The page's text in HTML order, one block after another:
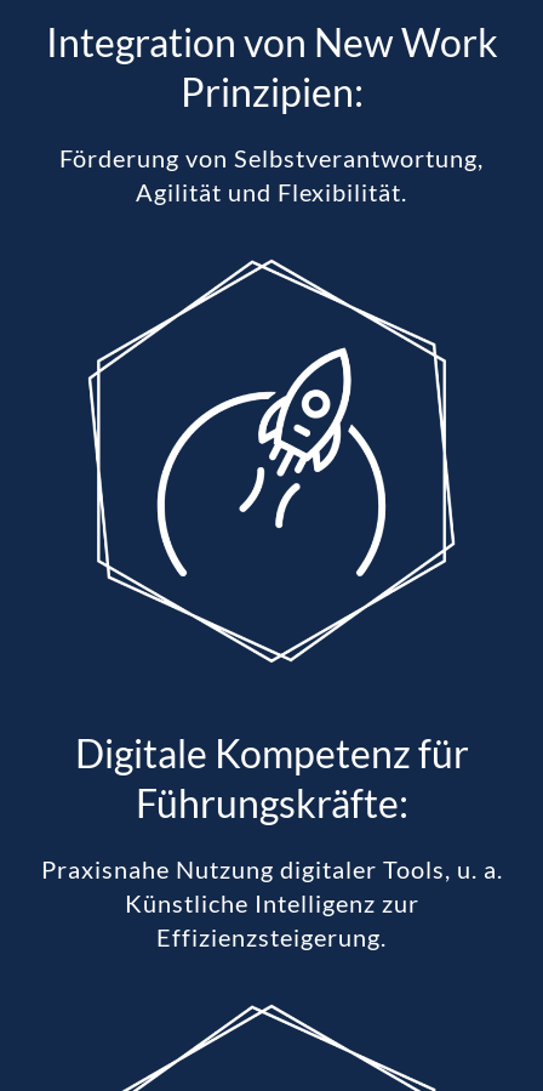
Integration von New Work
Prinzipien:
Förderung von Selbstverantwortung,
Agilität und Flexibilität.
Digitale Kompetenz für
Führungskräfte:
Praxisnahe Nutzung digitaler Tools, u. a.
Künstliche Intelligenz zur
Effizienzsteigerung.